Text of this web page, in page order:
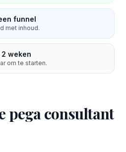
funnel
met inhoud.
weken
om te starten.
pega consultant